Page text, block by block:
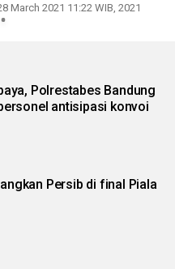
March 2021 11:22 WIB, 2021
Polrestabes Bandung
antisipasi konvoi
Persib di final Piala